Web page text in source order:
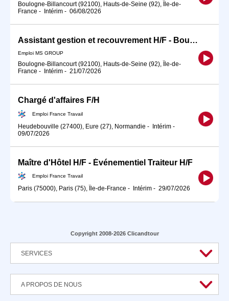
Boulogne-Billancourt (92100), Hauts-de-Seine (92), Île-de-
France - Intérim - 06/08/2026
Assistant gestion et recouvrement H/F - Boulogne-Billancourt
Emploi MS GROUP
Boulogne-Billancourt (92100), Hauts-de-Seine (92), Île-de-
France - Intérim - 21/07/2026
Chargé d'affaires F/H
Emploi France Travail
Heudebouville (27400), Eure (27), Normandie - Intérim -
09/07/2026
Maître d'Hôtel H/F - Événementiel Traiteur H/F
Emploi France Travail
Paris (75000), Paris (75), Île-de-France - Intérim - 29/07/2026
Copyright 2008-2026 Clicandtour
SERVICES
A PROPOS DE NOUS